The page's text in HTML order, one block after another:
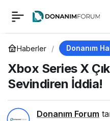
Haberler Donanım
Xbox Series X
Sevindiren İddia!
Donanım Forum
Xbox Series X Çıkış
Tarihi İçin Sevindiren
İddia!